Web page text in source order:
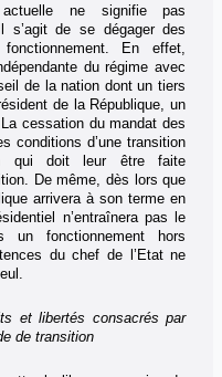
ne signifie pas
s’agit de se dégager des
En effet,
du régime avec
de la nation dont un tiers
de la République, un
cessation du mandat des
conditions d’une transition
qui doit leur être faite
De même, dès lors que
arrivera à son terme en
n’entraînera pas le
un fonctionnement hors
du chef de l’Etat ne
et libertés consacrés par
de transition